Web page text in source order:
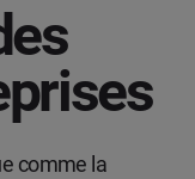
comme la